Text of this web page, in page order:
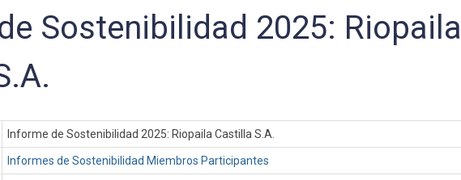
Sostenibilidad 2025: Riopaila
Informe de Sostenibilidad 2025: Riopaila Castilla S.A.
Informes de Sostenibilidad Miembros Participantes